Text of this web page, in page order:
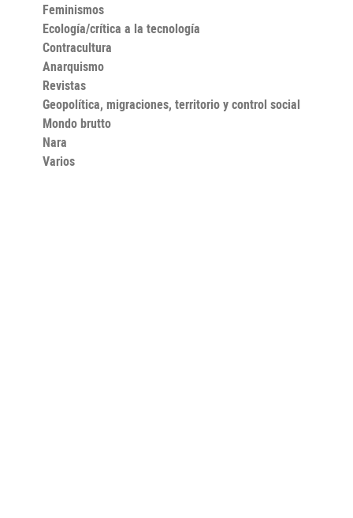
Feminismos
Ecología/crítica a la tecnología
Contracultura
Anarquismo
Revistas
Geopolítica, migraciones, territorio y control social
Mondo brutto
Nara
Varios